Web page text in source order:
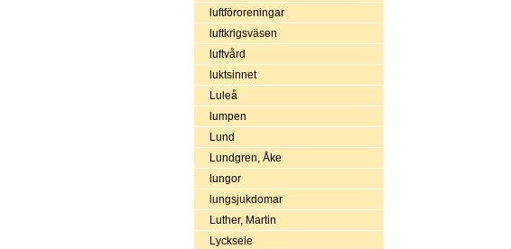
luftföroreningar
luftkrigsväsen
luftvård
luktsinnet
Luleå
lumpen
Lund
Lundgren, Åke
lungor
lungsjukdomar
Luther, Martin
Lycksele